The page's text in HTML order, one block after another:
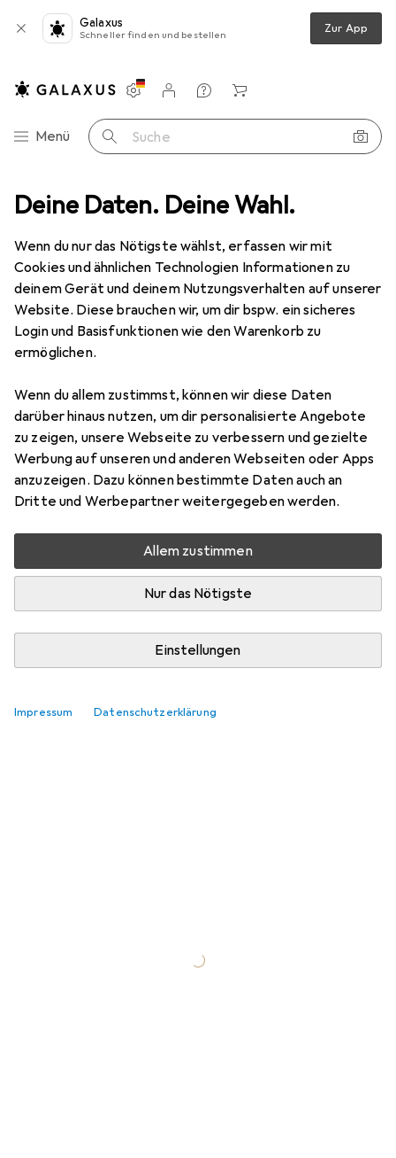
Deine Daten. Deine Wahl.
Wenn du nur das Nötigste wählst, erfassen wir mit
Cookies und ähnlichen Technologien Informationen zu
deinem Gerät und deinem Nutzungsverhalten auf unserer
Website. Diese brauchen wir, um dir bspw. ein sicheres
Login und Basisfunktionen wie den Warenkorb zu
ermöglichen.
Wenn du allem zustimmst, können wir diese Daten
darüber hinaus nutzen, um dir personalisierte Angebote
zu zeigen, unsere Webseite zu verbessern und gezielte
Werbung auf unseren und anderen Webseiten oder Apps
anzuzeigen. Dazu können bestimmte Daten auch an
Dritte und Werbepartner weitergegeben werden.
Allem zustimmen
Nur das Nötigste
Einstellungen
Impressum Datenschutzerklärung
Galaxus
Schneller finden und bestellen Zur App
Navigation nach Kategorien
Menü Suche
Einstellungen
Kundenkonto
Vergleichslisten
Merklisten
Warenkorb
System JO
Kategorien anzeigen
Diese Marke gefällt mir